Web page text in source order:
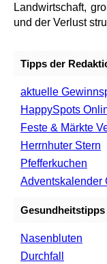
Landwirtschaft,
und der Verlust
Tipps der
aktuelle
HappySpots
Feste & Märkte
Herrnhuter Stern
Pfefferkuchen
Adventskalender
Gesundheitstipps
Nasenbluten
Durchfall